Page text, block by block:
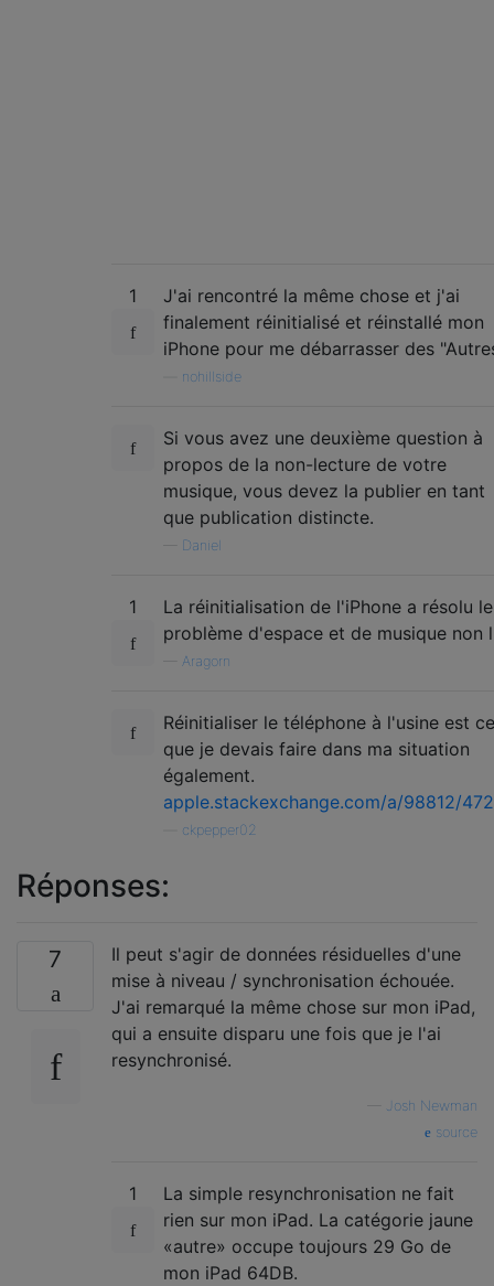
1
J'ai rencontré la même chose et j'ai
finalement réinitialisé et réinstallé mon
iPhone pour me débarrasser des
nohillside
Si vous avez une deuxième question à
propos de la non-lecture de votre
musique, vous devez la publier en tant
que publication distincte.
Daniel
1
La réinitialisation de l'iPhone a résolu le
problème d'espace et de musique non
Aragorn
Réinitialiser le téléphone à l'usine est ce
que je devais faire dans ma situation
également.
apple.stackexchange.com/a/98812/
ckpepper02
Réponses:
7
Il peut s'agir de données résiduelles d'une
mise à niveau / synchronisation échouée.
J'ai remarqué la même chose sur mon iPad,
qui a ensuite disparu une fois que je l'ai
resynchronisé.
Josh Newman
source
1
La simple resynchronisation ne fait
rien sur mon iPad. La catégorie jaune
«autre» occupe toujours 29 Go de
mon iPad 64DB.